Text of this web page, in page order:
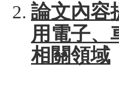
論文內容
用電子、
相關領域